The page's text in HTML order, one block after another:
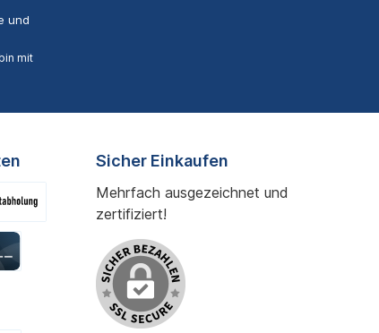
und
mit
Sicher Einkaufen
Mehrfach ausgezeichnet und
zertifiziert!